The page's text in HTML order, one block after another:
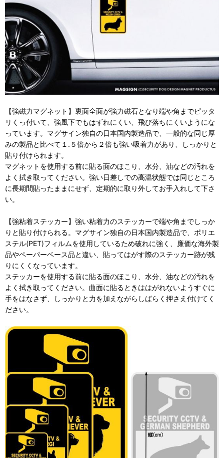
【強磁力マグネット】裏面全面が強力磁石となり端や角までピッタ
リくっ付いて、強風下でもはずれにくい、飛び落ちにくいようにな
っています。マグサイン独自の日本国内製造品で、一般的な同じ厚
みの製品と比べて１.５倍から２倍も強い吸着力があり、しっかりと
貼り付けられます。
マグネットを使用する前に貼る面のほこり、水分、油などの汚れを
よく拭き取ってください。強い日差しでの高温状態では同じところ
に長期間貼ったままにせず、定期的に取り外してお手入れして下さ
い。
【強粘着ステッカー】強い粘着力のステッカーで端や角までしっか
りと貼り付けられる。マグサイン独自の日本国内製造品で、ポリエ
ステル(PET)フィルムを使用しているため破れに強く、廉価な海外製
品やペーパーベース品と違い、貼ってはがす際のステッカー跡が残
りにくくなっています。
ステッカーを使用する前に貼る面のほこり、水分、油などの汚れを
よく拭き取ってください。曲面に貼るときははがれないようすぐに
手をはなさず、しっかりと力を加えながらしばらく押さえ付けてく
ださい。